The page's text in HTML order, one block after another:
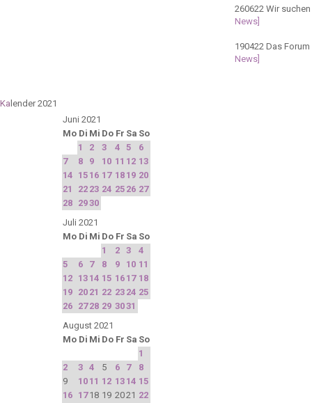
260622 Wir
News]
190422 Das
News]
Ka lender 2021
Juni 2021
Mo Di Mi Do Fr Sa So
1
2 3 4 5
6
7
8 9 10 11 12 13
14 15 16 17 18 19 20
21
22 23 24 25 26 27
28 2930
Juli 2021
Mo Di Mi Do Fr Sa So
1
2 3
4
5
6 7 8 9 10 11
12 13 14 15 16 17 18
19 20 21 22 23 24 25
26 27 28 29 3031
August 2021
Mo Di Mi Do Fr Sa So
1
2
3 4 5 6 7
8
9
10 11 12 13 14 15
16 17 18 19 2021 22